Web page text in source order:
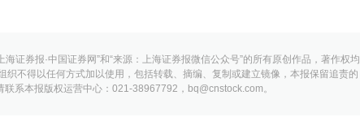
海证券报·中国证券网”和“来源：上海证券报微信公众号”的所有原创作品，著作权均
织不得以任何方式加以使用，包括转载、摘编、复制或建立镜像，本报保留追责的
联系本报版权运营中心：021-38967792，bq@cnstock.com。